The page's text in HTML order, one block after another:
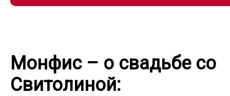
Монфис – о свадьбе со
Свитолиной: